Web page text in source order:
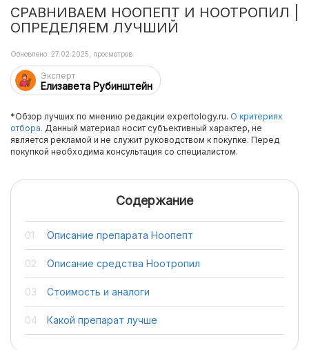
СРАВНИВАЕМ НООПЕПТ И НООТРОПИЛ |
ОПРЕДЕЛЯЕМ ЛУЧШИЙ
Эксперт
Елизавета Рубинштейн
Обновлено: 27.02.2025, просмотров:
*Обзор лучших по мнению редакции expertology.ru. О критериях
отбора. Данный материал носит субъективный характер, не
является рекламой и не служит руководством к покупке. Перед
покупкой необходима консультация со специалистом.
Содержание
Описание препарата Ноопепт
Описание средства Ноотропил
Стоимость и аналоги
Какой препарат лучше